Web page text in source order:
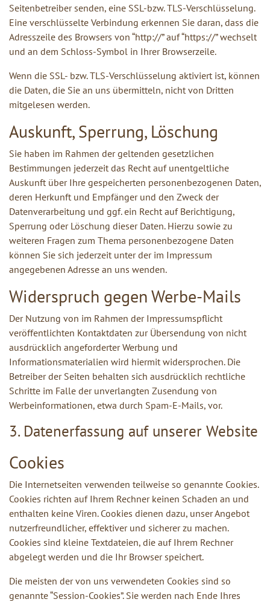
Seitenbetreiber senden, eine SSL-bzw. TLS-Verschlüsselung.
Eine verschlüsselte Verbindung erkennen Sie daran, dass die
Adresszeile des Browsers von “http://” auf “https://” wechselt
und an dem Schloss-Symbol in Ihrer Browserzeile.
Wenn die SSL- bzw. TLS-Verschlüsselung aktiviert ist, können
die Daten, die Sie an uns übermitteln, nicht von Dritten
mitgelesen werden.
Auskunft, Sperrung, Löschung
Sie haben im Rahmen der geltenden gesetzlichen
Bestimmungen jederzeit das Recht auf unentgeltliche
Auskunft über Ihre gespeicherten personenbezogenen Daten,
deren Herkunft und Empfänger und den Zweck der
Datenverarbeitung und ggf. ein Recht auf Berichtigung,
Sperrung oder Löschung dieser Daten. Hierzu sowie zu
weiteren Fragen zum Thema personenbezogene Daten
können Sie sich jederzeit unter der im Impressum
angegebenen Adresse an uns wenden.
Widerspruch gegen Werbe-Mails
Der Nutzung von im Rahmen der Impressumspflicht
veröffentlichten Kontaktdaten zur Übersendung von nicht
ausdrücklich angeforderter Werbung und
Informationsmaterialien wird hiermit widersprochen. Die
Betreiber der Seiten behalten sich ausdrücklich rechtliche
Schritte im Falle der unverlangten Zusendung von
Werbeinformationen, etwa durch Spam-E-Mails, vor.
3. Datenerfassung auf unserer Website
Cookies
Die Internetseiten verwenden teilweise so genannte Cookies.
Cookies richten auf Ihrem Rechner keinen Schaden an und
enthalten keine Viren. Cookies dienen dazu, unser Angebot
nutzerfreundlicher, effektiver und sicherer zu machen.
Cookies sind kleine Textdateien, die auf Ihrem Rechner
abgelegt werden und die Ihr Browser speichert.
Die meisten der von uns verwendeten Cookies sind so
genannte “Session-Cookies”. Sie werden nach Ende Ihres